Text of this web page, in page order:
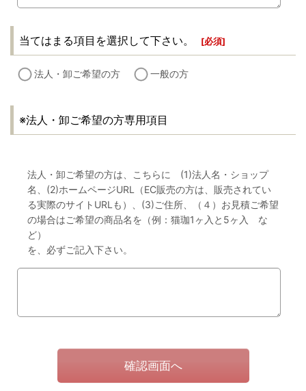
当てはまる項目を選択して下さい。 [必須]
法人・卸ご希望の方 一般の方
※法人・卸ご希望の方専用項目
法人・卸ご希望の方は、こちらに (1)法人名・ショップ
名、(2)ホームページURL（EC販売の方は、販売されてい
る実際のサイトURLも）、(3)ご住所、（４）お見積ご希望
の場合はご希望の商品名を（例：猫珈1ヶ入と5ヶ入 な
ど）
を、必ずご記入下さい。
確認画面へ